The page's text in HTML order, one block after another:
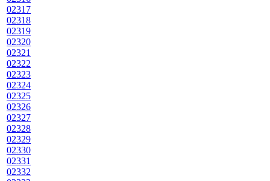
02317
02318
02319
02320
02321
02322
02323
02324
02325
02326
02327
02328
02329
02330
02331
02332